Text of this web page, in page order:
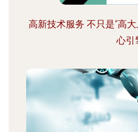
高新技术服务 不只是“高
心引